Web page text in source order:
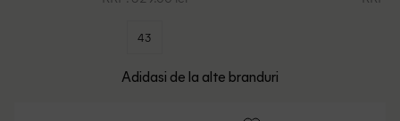
43
Adidasi de la alte branduri